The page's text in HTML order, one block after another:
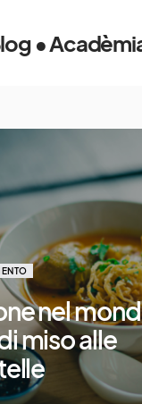
•
nel
miso alle